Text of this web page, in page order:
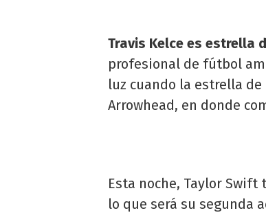
Travis Kelce es estrella
profesional de fútbol
luz cuando la estrella
Arrowhead, en donde
Esta noche, Taylor
lo que será su segunda